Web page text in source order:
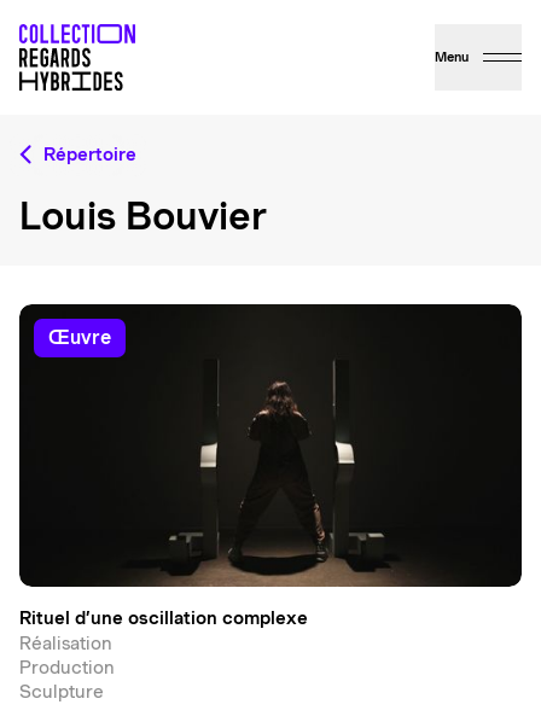
Menu
Répertoire
Louis Bouvier
œuvre
Rituel d’une oscillation complexe
Réalisation
Production
Sculpture